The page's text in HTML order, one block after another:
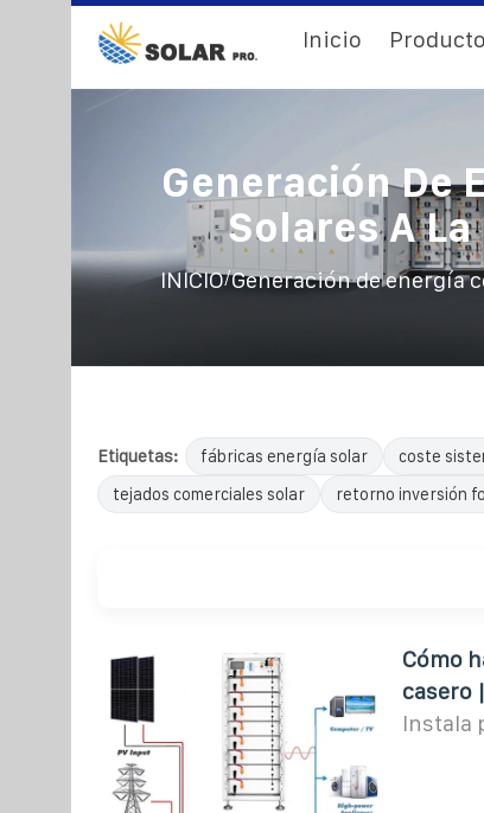
Inicio
Generación De
Solares A La
INICIO/Generación de energía
Etiquetas: fábricas energía solar coste
tejados comerciales solar
retorno inversión
Cómo
casero
Instala